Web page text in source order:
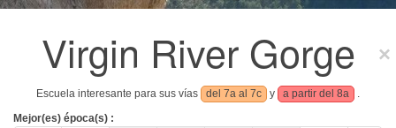
Virgin River Gorge
Escuela interesante para sus vías del 7a al 7c y a partir del 8a
.
Mejor(es) época(s) :